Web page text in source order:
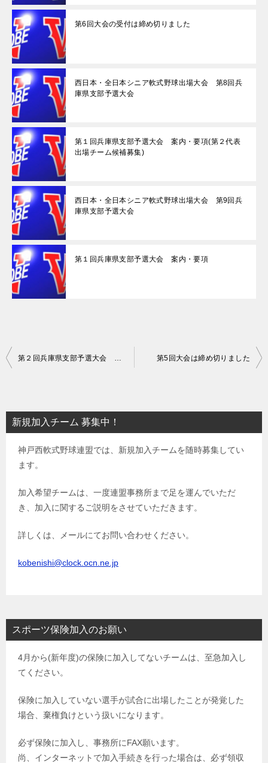
第6回大会の受付は締め切りました
西日本・全日本シニア軟式野球出場大会 第8回兵
庫県支部予選大会
第１回兵庫県支部予選大会 案内・要項(第２代表
出場チーム候補募集)
西日本・全日本シニア軟式野球出場大会 第9回兵
庫県支部予選大会
第１回兵庫県支部予選大会 案内・要項
投
ビ
ゲ
第２回兵庫県支部予選大会 案内・要項 第5回大会は締め切りました
新規加入チーム 募集中！
神戸西軟式野球連盟では、新規加入チームを随時募集してい
ます。
加入希望チームは、一度連盟事務所まで足を運んでいただ
き、加入に関するご説明をさせていただきます。
詳しくは、メールにてお問い合わせください。
kobenishi@clock.ocn.ne.jp
スポーツ保険加入のお願い
4月から(新年度)の保険に加入してないチームは、至急加入し
てください。
保険に加入していない選手が試合に出場したことが発覚した
場合、棄権負けという扱いになります。
必ず保険に加入し、事務所にFAX願います。
尚、インターネットで加入手続きを行った場合は、必ず領収